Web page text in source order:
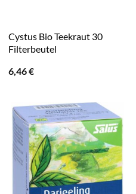
Cystus Bio Teekraut 30
Filterbeutel
6,46€